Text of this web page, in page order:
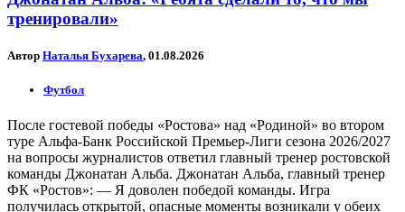
тренировали»
Автор Наталья Бухарева, 01.08.2026
Футбол
После гостевой победы «Ростова» над «Родиной» во втором
туре Альфа-Банк Российской Премьер-Лиги сезона 2026/2027
на вопросы журналистов ответил главный тренер ростовской
команды Джонатан Альба. Джонатан Альба, главный тренер
ФК «Ростов»: — Я доволен победой команды. Игра
получилась открытой, опасные моменты возникали у обеих